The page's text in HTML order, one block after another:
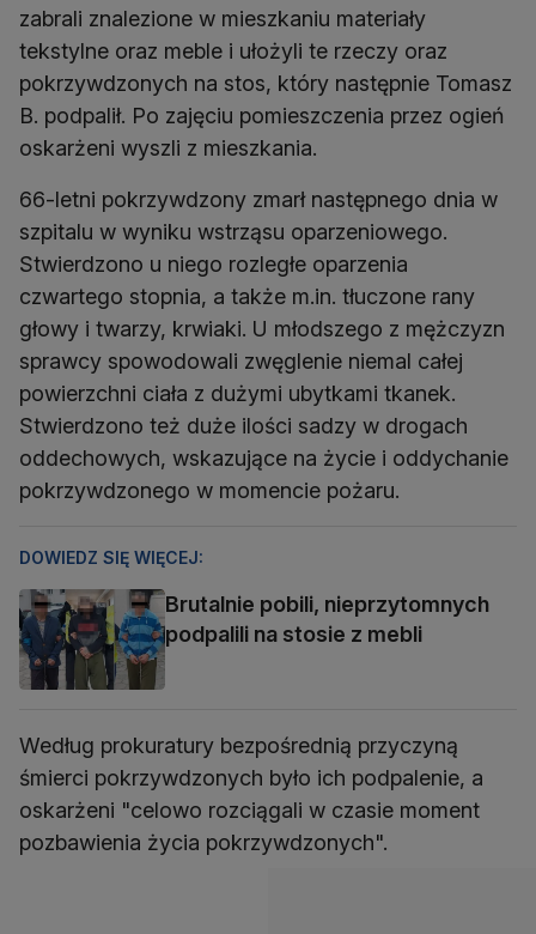
zabrali znalezione w mieszkaniu materiały
tekstylne oraz meble i ułożyli te rzeczy oraz
pokrzywdzonych na stos, który następnie Tomasz
B. podpalił. Po zajęciu pomieszczenia przez ogień
oskarżeni wyszli z mieszkania.
66-letni pokrzywdzony zmarł następnego dnia w
szpitalu w wyniku wstrząsu oparzeniowego.
Stwierdzono u niego rozległe oparzenia
czwartego stopnia, a także m.in. tłuczone rany
głowy i twarzy, krwiaki. U młodszego z mężczyzn
sprawcy spowodowali zwęglenie niemal całej
powierzchni ciała z dużymi ubytkami tkanek.
Stwierdzono też duże ilości sadzy w drogach
oddechowych, wskazujące na życie i oddychanie
pokrzywdzonego w momencie pożaru.
DOWIEDZ SIĘ WIĘCEJ:
Brutalnie pobili, nieprzytomnych
podpalili na stosie z mebli
Według prokuratury bezpośrednią przyczyną
śmierci pokrzywdzonych było ich podpalenie, a
oskarżeni "celowo rozciągali w czasie moment
pozbawienia życia pokrzywdzonych".